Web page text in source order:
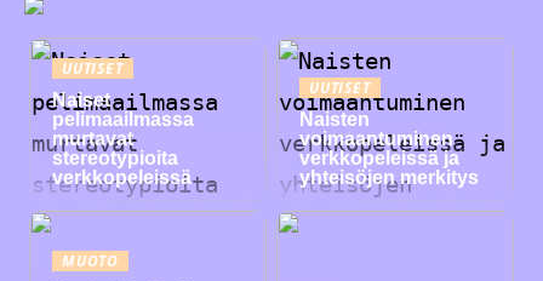
UUTISET
Naiset
pelimaailmassa
murtavat
stereotypioita
verkkopeleissä
UUTISET
Naisten
voimaantuminen
verkkopeleissä ja
yhteisöjen merkitys
MUOTO